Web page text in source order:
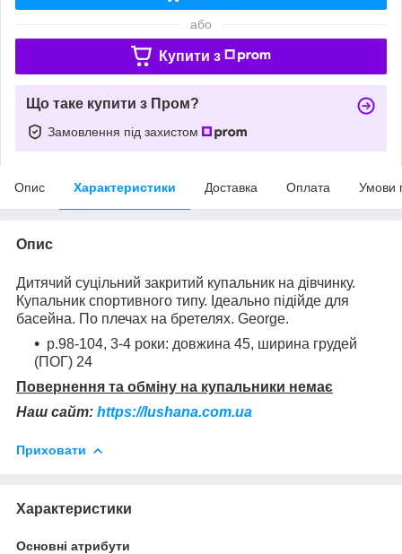
або
Купити з
Що таке купити з Пром?
Замовлення під захистом
Опис Характеристики Доставка Оплата Умови
Опис
Дитячий суцільний закритий купальник на дівчинку.
Купальник спортивного типу. Ідеально підійде для
басейна. По плечах на бретелях. George.
р.98-104, 3-4 роки: довжина 45, ширина грудей
(ПОГ) 24
Повернення та обміну на купальники немає
Наш сайт: https://lushana.com.ua
Приховати
Характеристики
Основні атрибути